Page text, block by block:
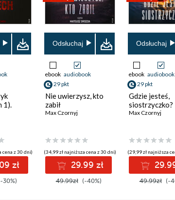
1).
cena z 30 dni)
zł
30%)
Odsłuchaj
ebook audiobook
29 pkt
Nie uwierzysz, kto
zabił
Max Czornyj
(34,99 zł najniższa cena z 30 dni)
29.99 zł
49.99zł (-40%)
Odsłuchaj
ebook audiobook
29 pkt
Gdzie jesteś,
siostrzyczko?
Max Czornyj
(29,99 zł najniższa
49.99zł (-